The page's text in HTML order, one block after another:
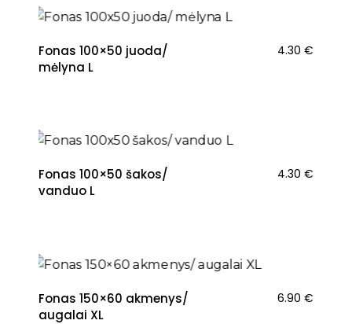
Fonas 100×50 juoda/
mėlyna L
4.30 €
Fonas 100×50 šakos/
vanduo L
4.30 €
Fonas 150×60 akmenys/
augalai XL
6.90 €